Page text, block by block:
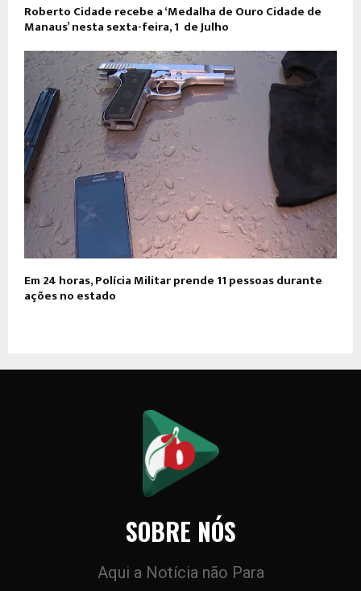
Roberto Cidade recebe a ‘Medalha de Ouro Cidade de
Manaus’ nesta sexta-feira, 1º de Julho
Em 24 horas, Polícia Militar prende 11 pessoas durante
ações no estado
SOBRE NÓS
Aqui a Notícia não Para